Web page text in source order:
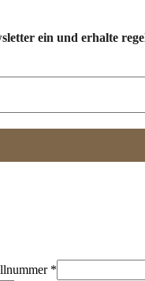
ein und erhalte
*